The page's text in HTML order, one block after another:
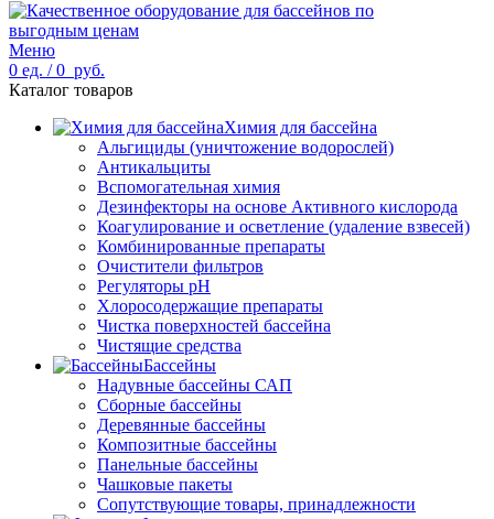
Меню
0 ед. / 0 руб.
Каталог товаров
Химия для бассейна
Альгициды (уничтожение водорослей)
Антикальциты
Вспомогательная химия
Дезинфекторы на основе Активного кислорода
Коагулирование и осветление (удаление взвесей)
Комбинированные препараты
Очистители фильтров
Регуляторы pH
Хлоросодержащие препараты
Чистка поверхностей бассейна
Чистящие средства
Бассейны
Надувные бассейны САП
Сборные бассейны
Деревянные бассейны
Композитные бассейны
Панельные бассейны
Чашковые пакеты
Сопутствующие товары, принадлежности